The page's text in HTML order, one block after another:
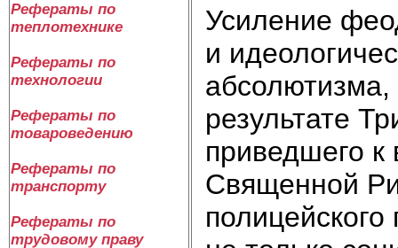
Рефераты по
теплотехнике
Рефераты по
технологии
Рефераты по
товароведению
Рефераты по
транспорту
Рефераты по
трудовому праву
Усиление
и
абсолютизма,
результате
приведшего к
Священной